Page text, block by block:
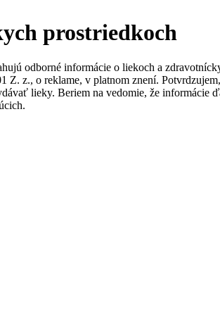
prostriedkoch
odborné informácie o liekoch a
z., o reklame, v platnom znení.
lieky. Beriem na vedomie, že informácie